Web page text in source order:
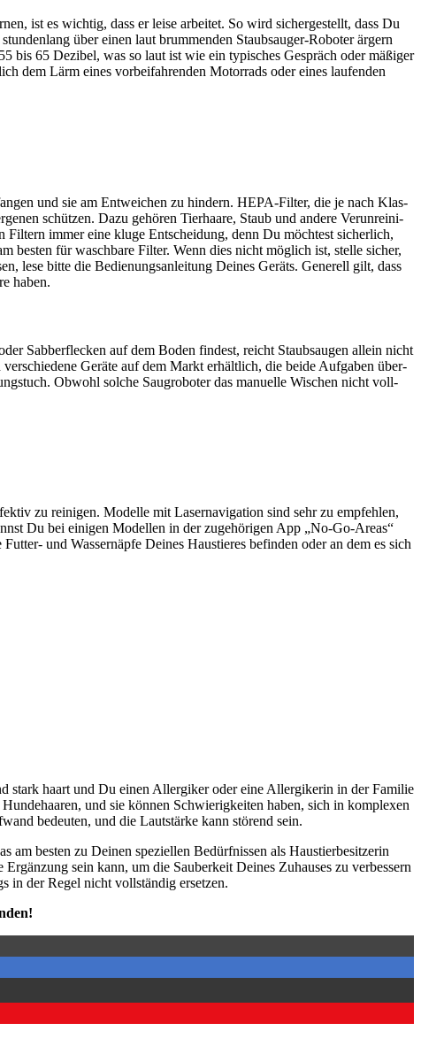
ist es wich­tig, dass er lei­se arbei­tet. So wird sicher­ge­stellt, dass Du
über einen laut brum­men­den Staub­sauger-Robo­ter ärgern
bis 65 Dezi­bel, was so laut ist wie ein typi­sches Gespräch oder mäßi­ger
dem Lärm eines vor­bei­fah­ren­den Motor­rads oder eines lau­fen­den
und sie am Ent­wei­chen zu hin­dern. HEPA-Fil­ter, die je nach Klas­
schüt­zen. Dazu gehö­ren Tier­haa­re, Staub und ande­re Ver­un­rei­ni­
immer eine klu­ge Ent­schei­dung, denn Du möch­test sicher­lich,
bes­ten für wasch­ba­re Fil­ter. Wenn dies nicht mög­lich ist, stel­le sicher,
lese bit­te die Bedie­nungs­an­lei­tung Dei­nes Geräts. Gene­rell gilt, dass
haben.
Sab­ber­fle­cken auf dem Boden fin­dest, reicht Staub­saugen allein nicht
Gerä­te auf dem Markt erhält­lich, die bei­de Auf­ga­ben über­
Obwohl sol­che Saug­ro­bo­ter das manu­el­le Wischen nicht voll­
zu rei­ni­gen. Model­le mit Laser­na­vi­ga­ti­on sind sehr zu emp­feh­len,
Du bei eini­gen Model­len in der zuge­hö­ri­gen App „No-Go-Are­as“
und Was­ser­näp­fe Dei­nes Haus­tie­res befin­den oder an dem es sich
stark haart und Du einen All­er­gi­ker oder eine All­er­gi­ke­rin in der Fami­lie
und sie kön­nen Schwie­rig­kei­ten haben, sich in kom­ple­xen
bedeu­ten, und die Laut­stär­ke kann stö­rend sein.
bes­ten zu Dei­nen spe­zi­el­len Bedürf­nis­sen als Haus­tier­be­sit­ze­rin
sein kann, um die Sau­ber­keit Dei­nes Zuhau­ses zu ver­bes­sern
in der Regel nicht voll­stän­dig erset­zen.